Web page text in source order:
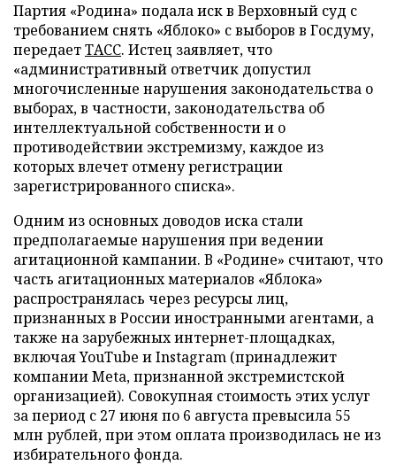
Партия «Родина» подала иск в Верховный суд с
требованием снять «Яблоко» с выборов в Госдуму,
передаетТАСС. Истец заявляет, что
«административный ответчик допустил
многочисленные нарушения законодательства о
выборах, в частности, законодательства об
интеллектуальной собственности и о
противодействии экстремизму, каждое из
которых влечет отмену регистрации
зарегистрированного списка».
Одним из основных доводов иска стали
предполагаемые нарушения при ведении
агитационной кампании. В «Родине» считают, что
часть агитационных материалов «Яблока»
распространялась через ресурсы лиц,
признанных в России иностранными агентами, а
также на зарубежных интернет-площадках,
включая YouTube и Instagram (принадлежит
компании Meta, признанной экстремистской
организацией). Совокупная стоимость этих услуг
за период с 27 июня по 6 августа превысила 55
млн рублей, при этом оплата производилась не из
избирательного фонда.